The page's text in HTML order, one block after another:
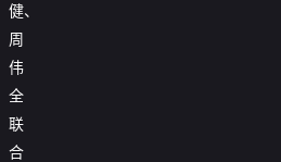
健、
周
伟
全
联
合